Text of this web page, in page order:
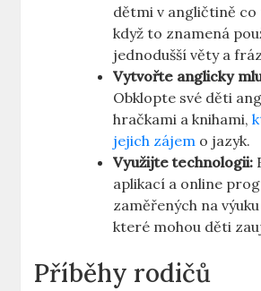
dětmi v angličtině co
když to znamená
jednodušší věty a
Vytvořte anglicky
Obklopte své děti
hračkami a knihami,
jejich zájem o jazyk.
Využijte technologii:
aplikací a online
zaměřených na
které mohou děti
Příběhy rodičů